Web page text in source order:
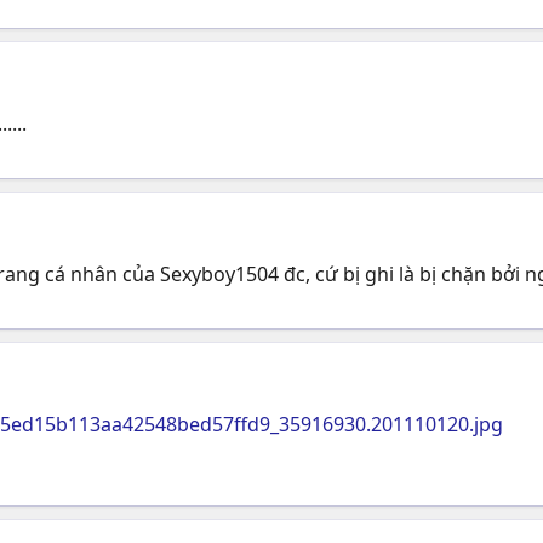
cá nhân của Sexyboy1504 đc, cứ bị ghi là bị chặn bởi